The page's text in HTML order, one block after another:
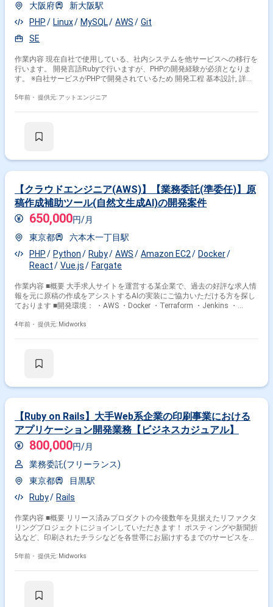
大阪府
新大阪駅
PHP
Linux MySQL AWS
Git
SE
作業内容 現在自社で使用している、社内システムを他サービスへの移行を
行います。 開発言語Rubyで行いますが、PHPの開発経験が必須となりま
す。 ※自社サービスがPHPで開発されているため 開発工程 基本設計, 詳細
5年前・ 提供元: アットエンジニア
【クラウドエンジニア(AWS)】【業務委託(準委任)】原
稿作成補助ツール(自然文生成AI)の開発案件
650,000円/月
東京都
六本木一丁目駅
PHP
Python Ruby AWS Amazon EC2
Docker
React
Vue.js Fargate
作業内容 ■概要 大手求人サイトを運営する某企業で、過去の好評な求人情
報を元に原稿の作成をアシストするAIの実装にご協力いただける方を探し
ております ■開発環境： ・AWS ・Docker ・Terraform ・Jenkins ・
4年前・ 提供元: Midworks
【Ruby on Rails】大手Web系企業の印刷事業における
アプリケーション開発業務【ビジネスカジュアル】
800,000円/月
業務委託(フリーランス)
東京都
目黒駅
Ruby
Rails
作業内容 ■概要 リリース済みプロダクトの今後数年を見据えたリファクタ
リングプロジェクトにジョインしていただきます！ ポスティングや新聞折
込など、印刷されたチラシなどを各世帯にお届けするまでのサービスを提
ンジニア3名、デザイナー1名、プロダクトマネージャー1名のチームに加
Ruby JavaScript ■データベース AWS Aurora (Amazon
5年前・ 提供元: Midworks